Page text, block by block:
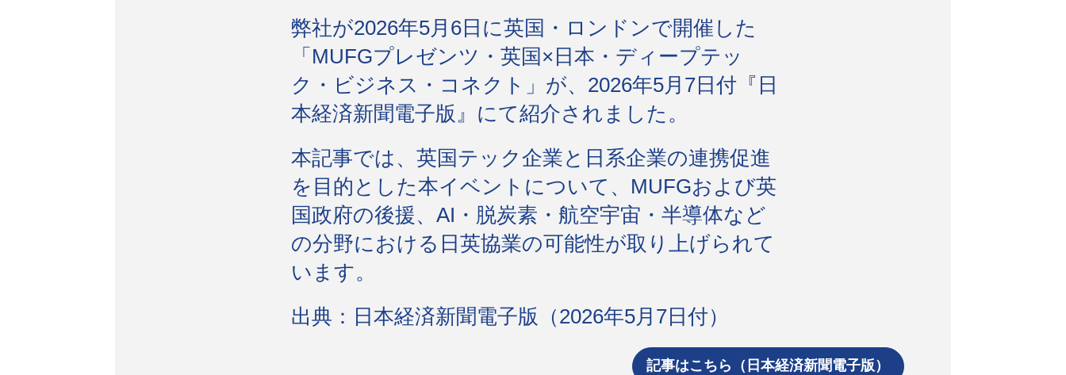
弊社が2026年5月6日に英国・ロンドンで開催した
「MUFGプレゼンツ・英国×日本・ディープテッ
ク・ビジネス・コネクト」が、2026年5月7日付『日
本経済新聞電子版』にて紹介されました。
本記事では、英国テック企業と日系企業の連携促進
を目的とした本イベントについて、MUFGおよび英
国政府の後援、AI・脱炭素・航空宇宙・半導体など
の分野における日英協業の可能性が取り上げられて
います。
出典：日本経済新聞電子版（2026年5月7日付）
記事はこちら（日本経済新聞電子版）